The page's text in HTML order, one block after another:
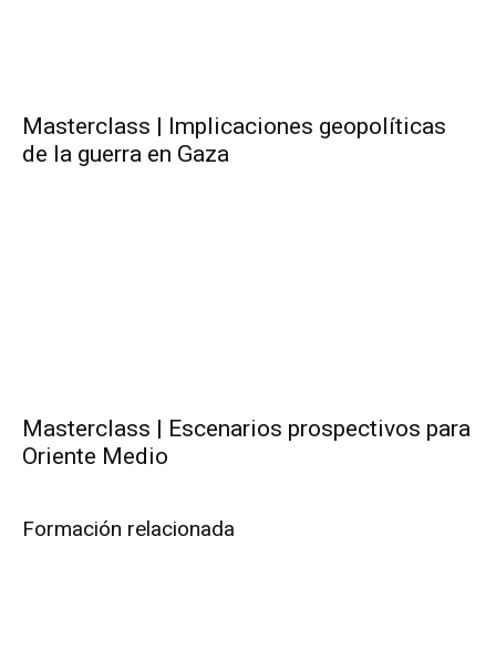
Masterclass | Implicaciones geopolíticas
de la guerra en Gaza
Masterclass | Escenarios prospectivos para
Oriente Medio
Formación relacionada